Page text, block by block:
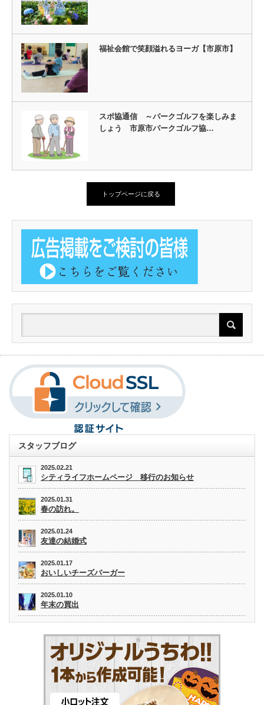
福祉会館で笑顔溢れるヨーガ【市原市】
スポ協通信 ～パークゴルフを楽しみま
しょう 市原市パークゴルフ協…
トップページに戻る
スタッフブログ
2025.02.21
シティライフホームページ 移行のお知らせ
2025.01.31
春の訪れ。
2025.01.24
友達の結婚式
2025.01.17
おいしいチーズバーガー
2025.01.10
年末の買出